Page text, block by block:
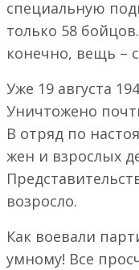
специальную
только 58
конечно, вещь –
Уже 19 августа
Уничтожено
В отряд по
жен и взрослых
возросло.
Как воевали
умному! Все